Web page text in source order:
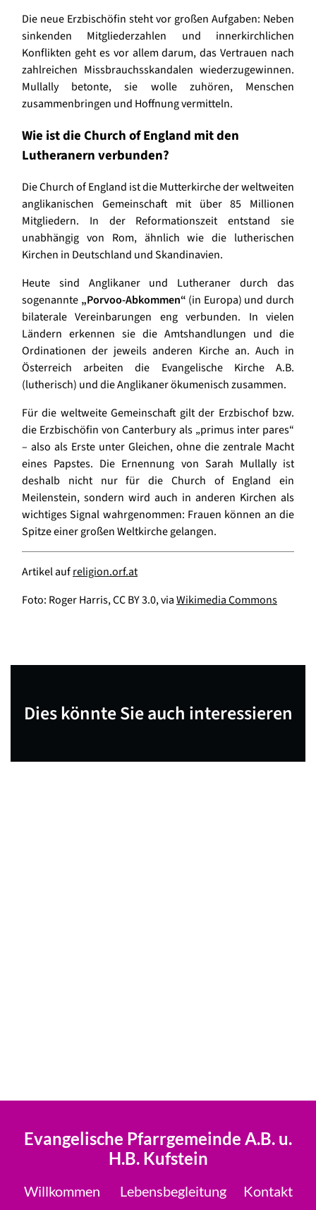
Die neue Erzbischöfin steht vor großen Aufgaben: Neben
sinkenden Mitgliederzahlen und innerkirchlichen
Konflikten geht es vor allem darum, das Vertrauen nach
zahlreichen Missbrauchsskandalen wiederzugewinnen.
Mullally betonte, sie wolle zuhören, Menschen
zusammenbringen und Hoffnung vermitteln.
Wie ist die Church of England mit den
Lutheranern verbunden?
Die Church of England ist die Mutterkirche der weltweiten
anglikanischen Gemeinschaft mit über 85 Millionen
Mitgliedern. In der Reformationszeit entstand sie
unabhängig von Rom, ähnlich wie die lutherischen
Kirchen in Deutschland und Skandinavien.
Heute sind Anglikaner und Lutheraner durch das
sogenannte „Porvoo-Abkommen“ (in Europa) und durch
bilaterale Vereinbarungen eng verbunden. In vielen
Ländern erkennen sie die Amtshandlungen und die
Ordinationen der jeweils anderen Kirche an. Auch in
Österreich arbeiten die Evangelische Kirche A.B.
(lutherisch) und die Anglikaner ökumenisch zusammen.
Für die weltweite Gemeinschaft gilt der Erzbischof bzw.
die Erzbischöfin von Canterbury als „primus inter pares“
– also als Erste unter Gleichen, ohne die zentrale Macht
eines Papstes. Die Ernennung von Sarah Mullally ist
deshalb nicht nur für die Church of England ein
Meilenstein, sondern wird auch in anderen Kirchen als
wichtiges Signal wahrgenommen: Frauen können an die
Spitze einer großen Weltkirche gelangen.
Artikel aufreligion.orf.at
Foto: Roger Harris, CC BY 3.0, viaWikimedia Commons
Dies könnte Sie auch interessieren
Evangelische Pfarrgemeinde A.B. u.
H.B. Kufstein
Willkommen Lebensbegleitung Kontakt